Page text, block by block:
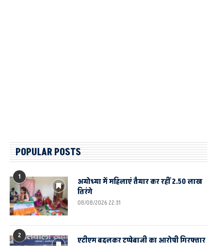
POPULAR POSTS
1
अयोध्या में महिलाएं तैयार कर रहीं 2.50 लाख
तिरंगे
08/08/2026 22:31
2 एटीएम बदलकर टप्पेबाजी का आरोपी गिरफ्तार